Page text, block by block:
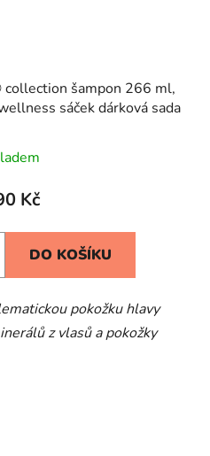
šampon 266 ml,
sáček dárková sada
Kč
DO KOŠÍKU
pokožku hlavy
z vlasů a pokožky